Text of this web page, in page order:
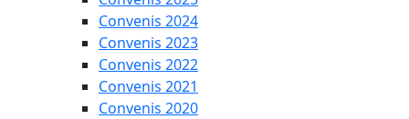
Convenis 2024
Convenis 2023
Convenis 2022
Convenis 2021
Convenis 2020